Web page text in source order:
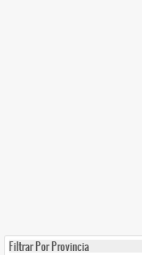
Filtrar Por Provincia